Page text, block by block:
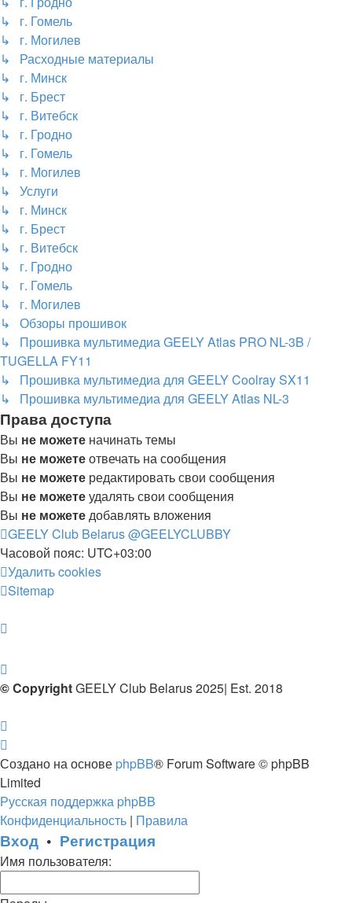
↳ г. Гомель
↳ г. Могилев
↳ Расходные материалы
↳ г. Минск
↳ г. Брест
↳ г. Витебск
↳ г. Гродно
↳ г. Гомель
↳ г. Могилев
↳ Услуги
↳ г. Минск
↳ г. Брест
↳ г. Витебск
↳ г. Гродно
↳ г. Гомель
↳ г. Могилев
↳ Обзоры прошивок
↳ Прошивка мультимедиа GEELY Atlas PRO NL-3B /
TUGELLA FY11
↳ Прошивка мультимедиа для GEELY Coolray SX11
↳ Прошивка мультимедиа для GEELY Atlas NL-3
Права доступа
Вы не можете начинать темы
Вы не можетеотвечать на сообщения
Вы не можете редактировать свои сообщения
Вы не можетеудалять свои сообщения
Вы не можетедобавлять вложения
GEELY Club Belarus@GEELYCLUBBY
Часовой пояс: UTC+03:00
Удалить cookies
Sitemap
© CopyrightGEELY Club Belarus 2025| Est. 2018
Создано на основе phpBB® Forum Software © phpBB
Limited
Русская поддержка phpBB
Конфиденциальность | Правила
Вход • Регистрация
Имя пользователя: